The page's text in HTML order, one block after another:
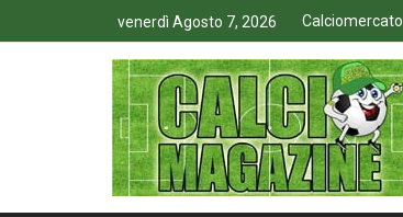
venerdì Agosto 7, 2026 Calciomercato